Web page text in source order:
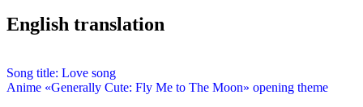
English translation
Song title: Love song
Anime «Generally Cute: Fly Me to The Moon» opening theme